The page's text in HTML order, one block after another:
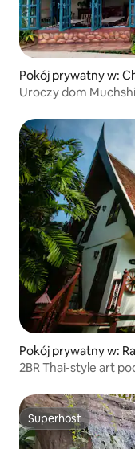
Pokój prywatny w:
Uroczy dom
Pokój prywatny w:
2BR Thai-style art
Superhost
Superhost